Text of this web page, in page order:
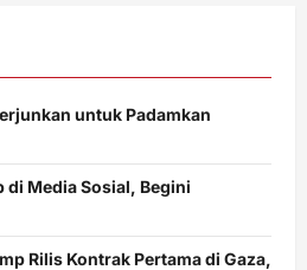
untuk Padamkan
di Media Sosial, Begini
Rilis Kontrak Pertama di Gaza,